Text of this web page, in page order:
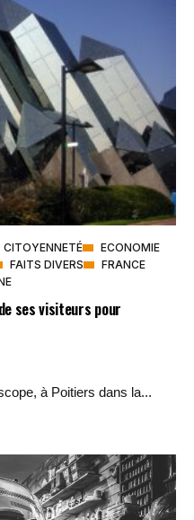
CITOYENNETÉ
ECONOMIE
FAITS DIVERS
FRANCE
ses visiteurs pour
à Poitiers dans la...